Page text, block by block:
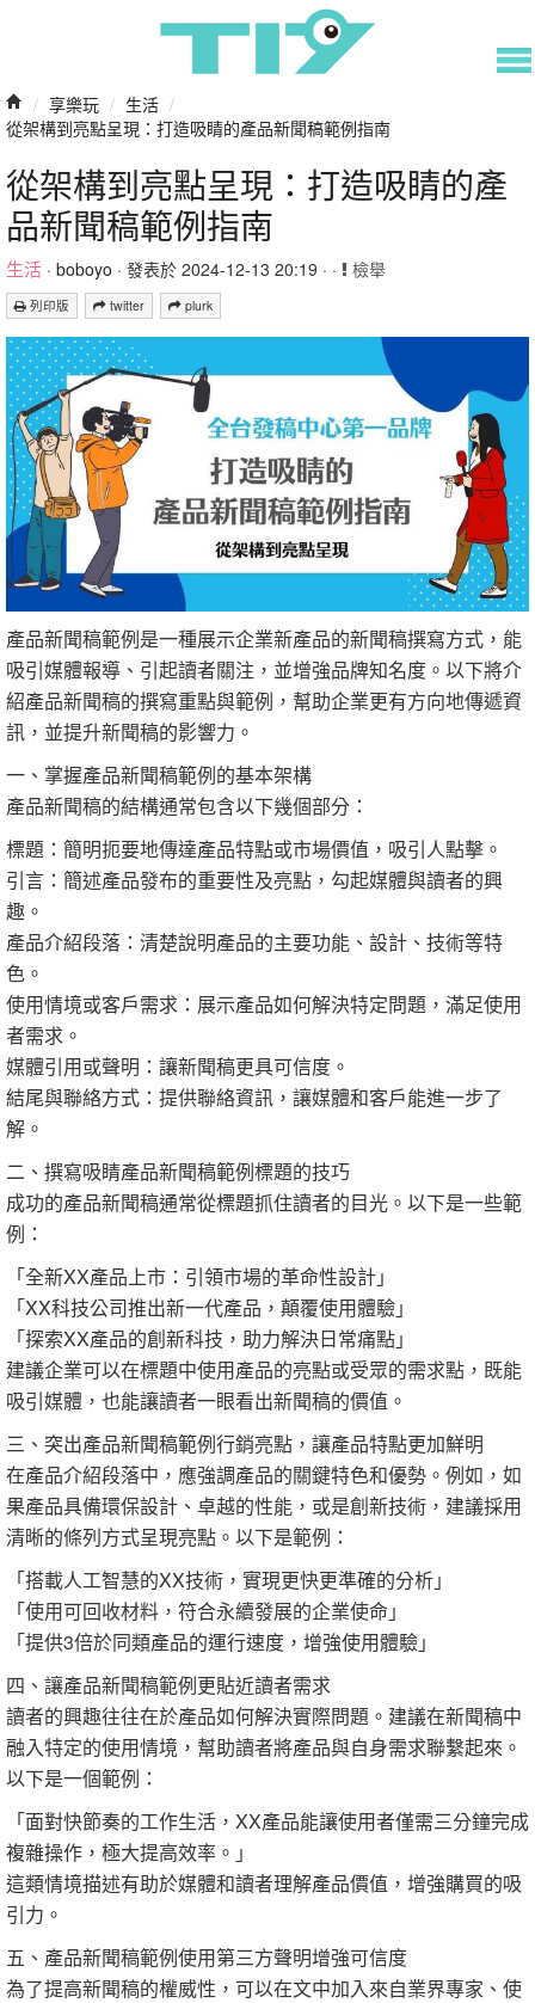
/ 享樂玩 / 生活 /
從架構到亮點呈現：打造吸睛的產品新聞稿範例指南
從架構到亮點呈現：打造吸睛的產
品新聞稿範例指南
生活 · boboyo · 發表於 2024-12-13 20:19 · · 檢舉
列印版 twitter plurk
產品新聞稿範例是一種展示企業新產品的新聞稿撰寫方式，能
吸引媒體報導、引起讀者關注，並增強品牌知名度。以下將介
紹產品新聞稿的撰寫重點與範例，幫助企業更有方向地傳遞資
訊，並提升新聞稿的影響力。
一、掌握產品新聞稿範例的基本架構
產品新聞稿的結構通常包含以下幾個部分：
標題：簡明扼要地傳達產品特點或市場價值，吸引人點擊。
引言：簡述產品發布的重要性及亮點，勾起媒體與讀者的興
趣。
產品介紹段落：清楚說明產品的主要功能、設計、技術等特
色。
使用情境或客戶需求：展示產品如何解決特定問題，滿足使用
者需求。
媒體引用或聲明：讓新聞稿更具可信度。
結尾與聯絡方式：提供聯絡資訊，讓媒體和客戶能進一步了
解。
二、撰寫吸睛產品新聞稿範例標題的技巧
成功的產品新聞稿通常從標題抓住讀者的目光。以下是一些範
例：
「全新XX產品上市：引領市場的革命性設計」
「XX科技公司推出新一代產品，顛覆使用體驗」
「探索XX產品的創新科技，助力解決日常痛點」
建議企業可以在標題中使用產品的亮點或受眾的需求點，既能
吸引媒體，也能讓讀者一眼看出新聞稿的價值。
三、突出產品新聞稿範例行銷亮點，讓產品特點更加鮮明
在產品介紹段落中，應強調產品的關鍵特色和優勢。例如，如
果產品具備環保設計、卓越的性能，或是創新技術，建議採用
清晰的條列方式呈現亮點。以下是範例：
「搭載人工智慧的XX技術，實現更快更準確的分析」
「使用可回收材料，符合永續發展的企業使命」
「提供3倍於同類產品的運行速度，增強使用體驗」
四、讓產品新聞稿範例更貼近讀者需求
讀者的興趣往往在於產品如何解決實際問題。建議在新聞稿中
融入特定的使用情境，幫助讀者將產品與自身需求聯繫起來。
以下是一個範例：
「面對快節奏的工作生活，XX產品能讓使用者僅需三分鐘完成
複雜操作，極大提高效率。」
這類情境描述有助於媒體和讀者理解產品價值，增強購買的吸
引力。
五、產品新聞稿範例使用第三方聲明增強可信度
為了提高新聞稿的權威性，可以在文中加入來自業界專家、使